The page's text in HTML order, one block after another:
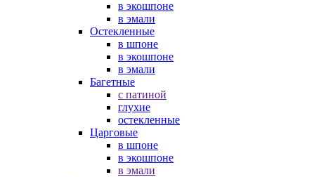
в экошпоне
в эмали
Остекленные
в шпоне
в экошпоне
в эмали
Багетные
с патиной
глухие
остекленные
Царговые
в шпоне
в экошпоне
в эмали